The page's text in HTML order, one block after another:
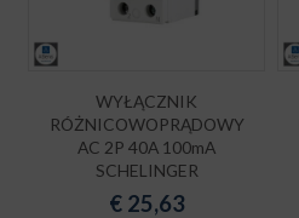
WYŁĄCZNIK
RÓŻNICOWOPRĄDOWY
AC 2P 40A 100mA
SCHELINGER
€ 25,63